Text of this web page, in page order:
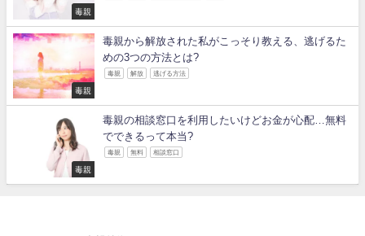
毒親
毒親
毒親から解放された私がこっそり教える、逃げるた
めの3つの方法とは?
毒親 解放 逃げる方法
毒親
毒親の相談窓口を利用したいけどお金が心配…無料
でできるって本当?
毒親 無料 相談窓口